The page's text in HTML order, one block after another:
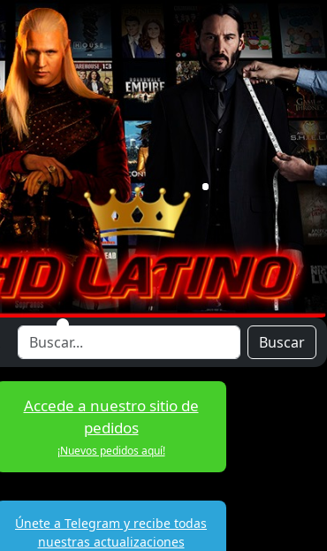
Buscar
Accede a nuestro sitio de
pedidos
¡Nuevos pedidos aquí!
Únete a Telegram y recibe todas
nuestras actualizaciones